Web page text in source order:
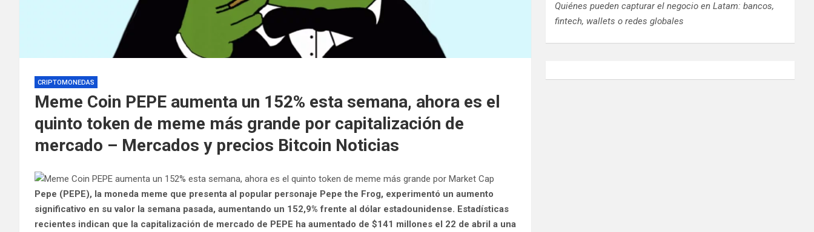
CRIPTOMONEDAS
Meme Coin PEPE aumenta un 152% esta semana, ahora es el
quinto token de meme más grande por capitalización de
mercado – Mercados y precios Bitcoin Noticias
Pepe (PEPE), la moneda meme que presenta al popular personaje Pepe the Frog, experimentó un aumento
significativo en su valor la semana pasada, aumentando un 152,9% frente al dólar estadounidense. Estadísticas
recientes indican que la capitalización de mercado de PEPE ha aumentado de $141 millones el 22 de abril a una
Quiénes pueden capturar el negocio en Latam: bancos,
fintech, wallets o redes globales